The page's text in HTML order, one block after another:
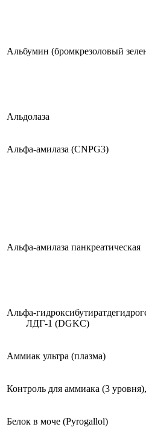
Альбумин (бромкрезоловый
Альдолаза
Альфа-амилаза (CNPG3)
Альфа-амилаза панкреатическая
Альфа-
ЛДГ-1 (DGKC)
Аммиак ультра (плазма)
Контроль для аммиака (3
Белок в моче (Pyrogallol)